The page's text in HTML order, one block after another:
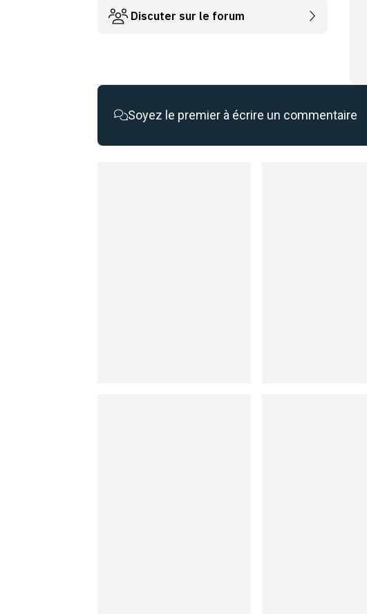
Discuter sur le forum
Soyez le premier à écrire un commentaire